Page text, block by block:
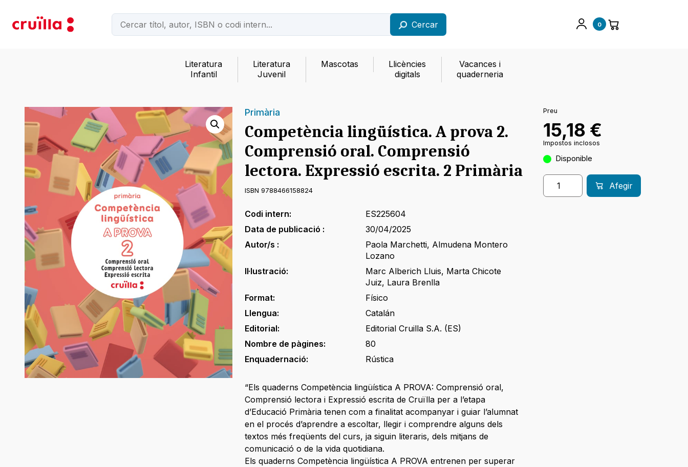
Cercar 0
Literatura
Infantil
Literatura
Juvenil
Mascotas
Llicències
digitals
Vacances i
quaderneria
Primària
Competència lingüística. A prova 2.
Comprensió oral. Comprensió
lectora. Expressió escrita. 2 Primària
ISBN 9788466158824
Codi intern:
ES225604
Data de publicació :
30/04/2025
Autor/s :
Paola Marchetti, Almudena Montero
Lozano
Il·lustració:
Marc Alberich Lluis, Marta Chicote
Juiz, Laura Brenlla
Format:
Físico
Llengua:
Catalán
Editorial:
Editorial Cruilla S.A. (ES)
Nombre de pàgines:
80
Enquadernació:
Rústica
“Els quaderns Competència lingüística A PROVA: Comprensió oral,
Comprensió lectora i Expressió escrita de Cruïlla per a l’etapa
d’Educació Primària tenen com a finalitat acompanyar i guiar l’alumnat
en el procés d’aprendre a escoltar, llegir i comprendre alguns dels
textos més freqüents del curs, ja siguin literaris, dels mitjans de
comunicació o de la vida quotidiana.
Els quaderns Competència lingüística A PROVA entrenen per superar
Preu
15,18 €
Impostos inclosos
Disponible
Afegir